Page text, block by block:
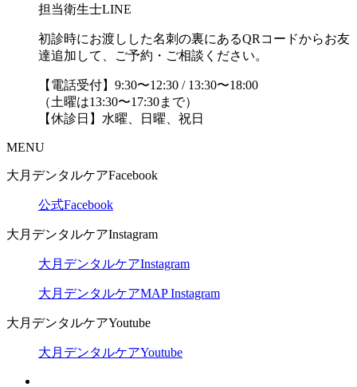
担当衛生士LINE
初診時にお渡しした名刺の裏にあるQRコードからお友
達追加して、ご予約・ご相談ください。
【電話受付】9:30〜12:30 / 13:30〜18:00
（土曜は13:30〜17:30まで）
【休診日】水曜、日曜、祝日
MENU
大月デンタルケアFacebook
公式Facebook
大月デンタルケアInstagram
大月デンタルケアInstagram
大月デンタルケアMAP Instagram
大月デンタルケアYoutube
大月デンタルケアYoutube